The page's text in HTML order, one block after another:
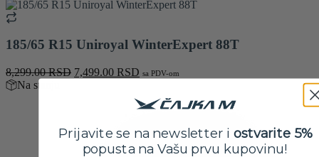
je
je:
185/65 R15 Uniroyal WinterExpert 88T
8,299.00RSD Originalna
7,499.00 RSD Trenutna
7,499.00 RSD.
sa PDV-om
Na stanju
Prijavite se na newsletter i ostvarite 5%
popusta na Vašu prvu kupovinu!